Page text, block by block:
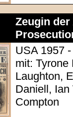
Zeugin
USA 1957
mit: Tyrone
Laughton,
Daniell, Ian
Compton